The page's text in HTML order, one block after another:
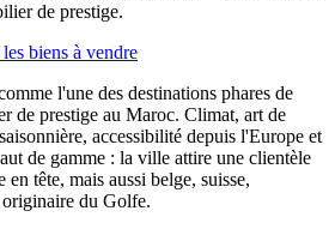
de prestige.
biens à vendre
l'une des destinations phares de
de prestige au Maroc. Climat, art de
accessibilité depuis l'Europe et
de gamme : la ville attire une clientèle
tête, mais aussi belge, suisse,
du Golfe.